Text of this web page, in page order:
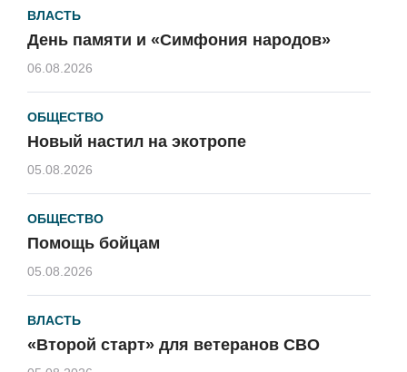
ВЛАСТЬ
День памяти и «Симфония народов»
06.08.2026
ОБЩЕСТВО
Новый настил на экотропе
05.08.2026
ОБЩЕСТВО
Помощь бойцам
05.08.2026
ВЛАСТЬ
«Второй старт» для ветеранов СВО